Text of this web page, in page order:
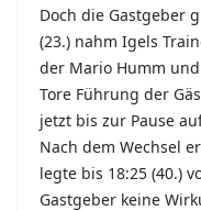
Doch die Gastgeber
(23.) nahm Igels
der Mario Humm
Tore Führung der
jetzt bis zur Pause
Nach dem Wechsel
legte bis 18:25 (40.)
Gastgeber keine